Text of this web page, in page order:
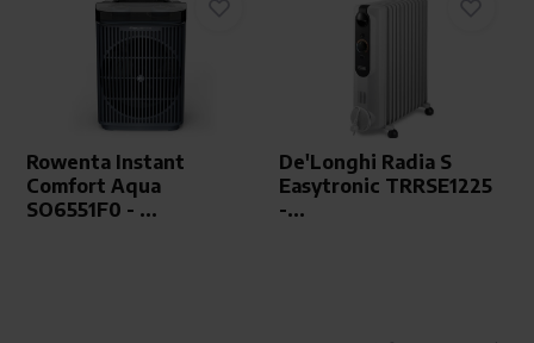
Rowenta Instant
Comfort Aqua
SO6551F0 - ...
De'Longhi Radia S
Easytronic TRRSE1225
-...